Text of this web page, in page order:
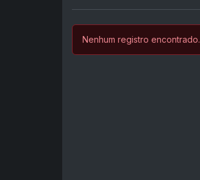
Nenhum registro encontrado.